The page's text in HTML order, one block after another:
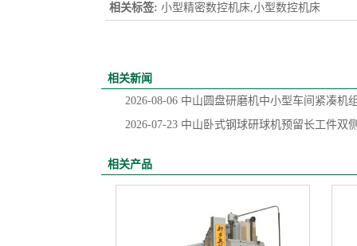
相关标签: 小型精密数控机床,小型数控机床
相关新闻
2026-08-06 中山圆盘研磨机中小型车间紧凑机
2026-07-23 中山卧式钢球研球机预留长工件双
相关产品